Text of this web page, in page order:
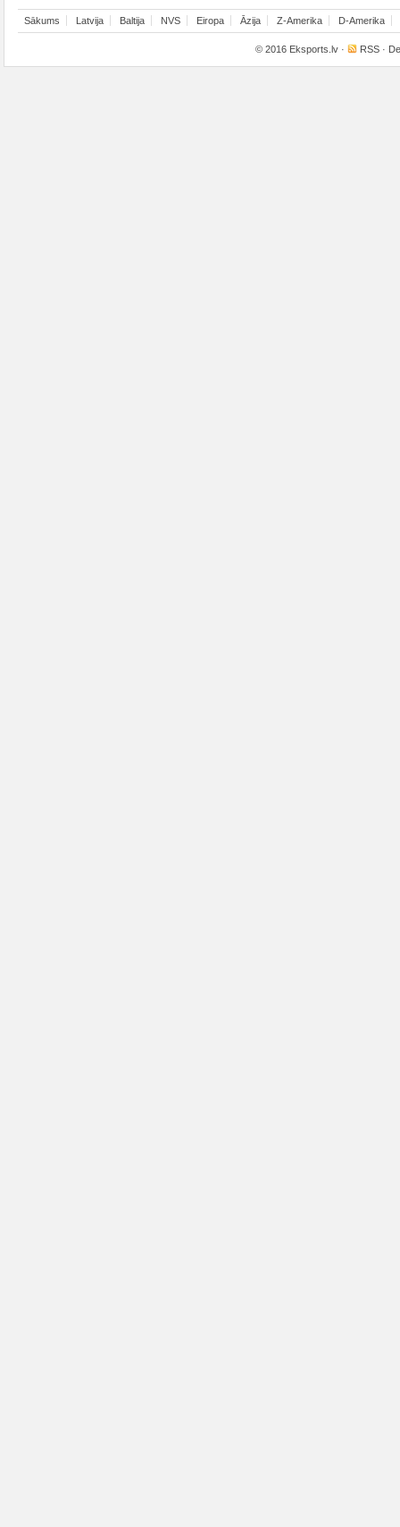
Sākums Latvija Baltija NVS Eiropa Āzija Z-Amerika D-Amerika
© 2016 Eksports.lv · RSS ·